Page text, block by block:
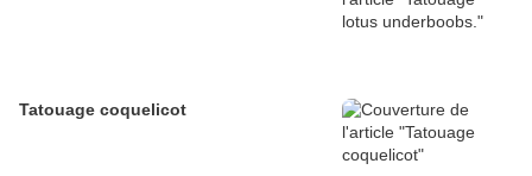
Tatouage coquelicot